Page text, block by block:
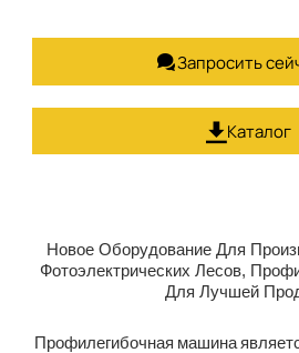
Запросить
 Каталог
Новое Оборудование Для
Фотоэлектрических Лесов,
Для Лучшей
Профилегибочная машина